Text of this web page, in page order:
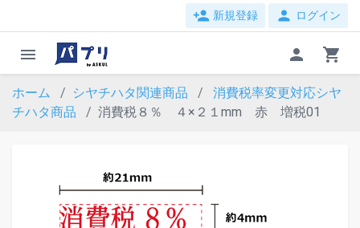
person_add 新規登録 person ログイン
menu person shopping_cart
ホーム シヤチハタ関連商品
消費税率変更対応シヤ
チハタ商品
消費税８％ ４×２１mm 赤 増税01